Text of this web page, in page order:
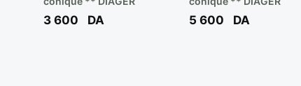
3 600 DA 5 600 DA